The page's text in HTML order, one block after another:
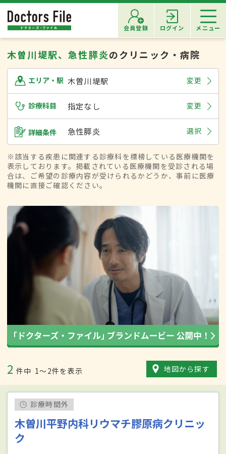
会員登録 ログイン メニュー
木曽川堤駅、急性膵炎のクリニック・病院
エリア・駅 木曽川堤駅 変更
診療科目 指定なし 変更
詳細条件 急性膵炎 選択
※該当する疾患に関連する診療科を標榜している医療機関を
表示しております。掲載されている医療機関を受診される場
合は、ご希望の診療内容が受けられるかどうか、事前に医療
機関に直接ご確認ください。
2 件中 1〜2件を表示 地図から探す
診療時間外
木曽川平野内科リウマチ膠原病クリニッ
ク